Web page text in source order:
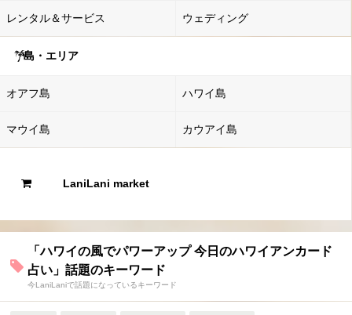
レンタル＆サービス ウェディング
島・エリア
オアフ島 ハワイ島
マウイ島 カウアイ島
LaniLani market
「ハワイの風でパワーアップ 今日のハワイアンカード
占い」話題のキーワード
今LaniLaniで話題になっているキーワード